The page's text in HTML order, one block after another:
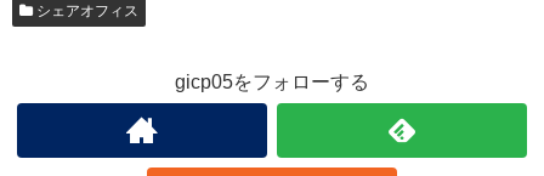
シェアオフィス
gicp05をフォローする